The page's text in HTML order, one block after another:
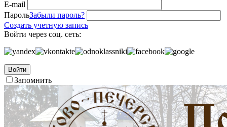
E-mail
ПарольЗабыли пароль?
Создать учетную запись
Войти через соц. сеть:
Войти
Запомнить